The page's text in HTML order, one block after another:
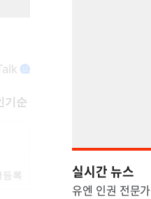
실시간 뉴스